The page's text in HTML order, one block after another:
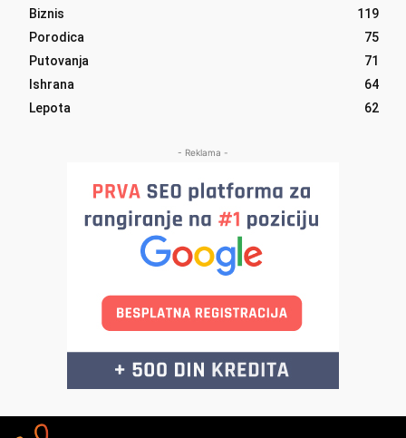
Biznis
119
Porodica
75
Putovanja
71
Ishrana
64
Lepota
62
- Reklama -